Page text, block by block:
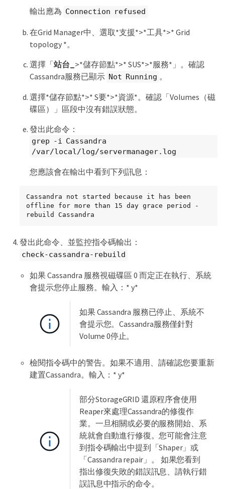
輸出應為 Connection refused
在Grid Manager中、選取*支援*>*工具*>* Grid
topology *。
選擇「站台_ >*儲存節點*>* SUS*>*服務*」。確認
Cassandra服務已顯示 Not Running 。
選擇*儲存節點*>* S要*>*資源*。確認「Volumes（磁
碟區）」區段中沒有錯誤狀態。
發出此命令：
grep -i Cassandra
/var/local/log/servermanager.log
您應該會在輸出中看到下列訊息：
Cassandra not started because it has been
offline for more than 15 day grace period -
rebuild Cassandra
發出此命令、並監控指令碼輸出：
check-cassandra-rebuild
如果 Cassandra 服務視磁碟區 0 而定正在執行、系統
會提示您停止服務。輸入：* y*
如果 Cassandra 服務已停止、系統不
會提示您。Cassandra服務僅針對
Volume 0停止。
檢閱指令碼中的警告。如果不適用、請確認您要重新
建置Cassandra。輸入：* y*
部分StorageGRID 還原程序會使用
Reaper來處理Cassandra的修復作
業。一旦相關或必要的服務開始、系
統就會自動進行修復。您可能會注意
到指令碼輸出中提到「Shaper」或
「Cassandra repair」。 如果您看到
指出修復失敗的錯誤訊息、請執行錯
誤訊息中指示的命令。